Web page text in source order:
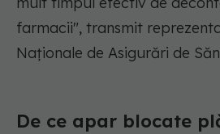
farmacii", transmit
Naționale de Asigurări de
De ce apar blocate